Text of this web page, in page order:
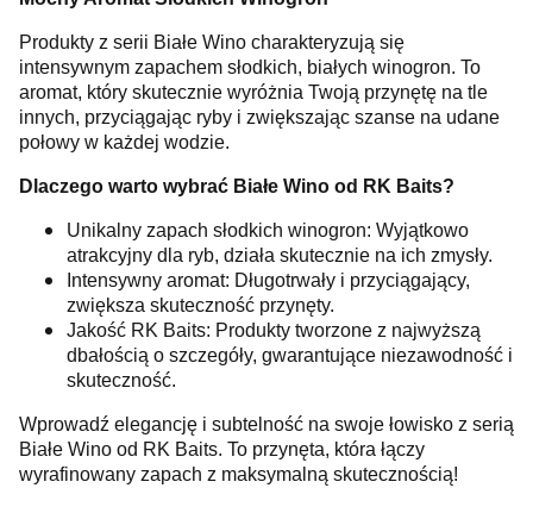
Produkty z serii Białe Wino charakteryzują się
intensywnym zapachem słodkich, białych winogron. To
aromat, który skutecznie wyróżnia Twoją przynętę na tle
innych, przyciągając ryby i zwiększając szanse na udane
połowy w każdej wodzie.
Dlaczego warto wybrać Białe Wino od RK Baits?
Unikalny zapach słodkich winogron: Wyjątkowo
atrakcyjny dla ryb, działa skutecznie na ich zmysły.
Intensywny aromat: Długotrwały i przyciągający,
zwiększa skuteczność przynęty.
Jakość RK Baits: Produkty tworzone z najwyższą
dbałością o szczegóły, gwarantujące niezawodność i
skuteczność.
Wprowadź elegancję i subtelność na swoje łowisko z serią
Białe Wino od RK Baits. To przynęta, która łączy
wyrafinowany zapach z maksymalną skutecznością!